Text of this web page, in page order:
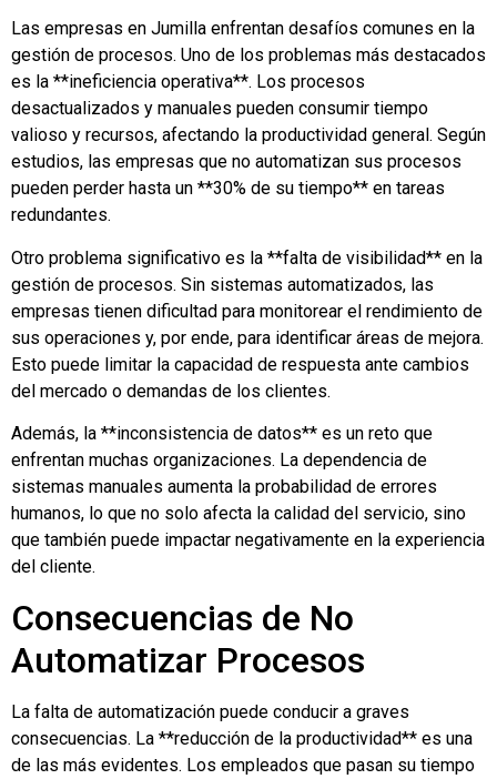
Las empresas en Jumilla enfrentan desafíos comunes en la
gestión de procesos. Uno de los problemas más destacados
es la **ineficiencia operativa**. Los procesos
desactualizados y manuales pueden consumir tiempo
valioso y recursos, afectando la productividad general. Según
estudios, las empresas que no automatizan sus procesos
pueden perder hasta un **30% de su tiempo** en tareas
redundantes.
Otro problema significativo es la **falta de visibilidad** en la
gestión de procesos. Sin sistemas automatizados, las
empresas tienen dificultad para monitorear el rendimiento de
sus operaciones y, por ende, para identificar áreas de mejora.
Esto puede limitar la capacidad de respuesta ante cambios
del mercado o demandas de los clientes.
Además, la **inconsistencia de datos** es un reto que
enfrentan muchas organizaciones. La dependencia de
sistemas manuales aumenta la probabilidad de errores
humanos, lo que no solo afecta la calidad del servicio, sino
que también puede impactar negativamente en la experiencia
del cliente.
Consecuencias de No
Automatizar Procesos
La falta de automatización puede conducir a graves
consecuencias. La **reducción de la productividad** es una
de las más evidentes. Los empleados que pasan su tiempo